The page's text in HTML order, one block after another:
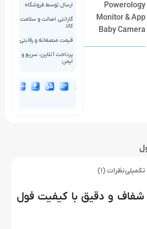
Powerology
Monitor & App
Baby Camera
ارسال توسط فروشگاه
گارانتی اصالت و سلامت
کالا
قیمت منصفانه و رقابتی
پرداخت آنلاین، سریع و
ایمن
نظرات (1)
شفاف و دقیق با کیفیت فول